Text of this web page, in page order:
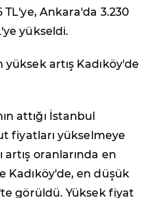
Ankara'da 3.230
yükseldi.
artış Kadıköy'de
attığı İstanbul
fiyatları yükselmeye
artış oranlarında en
Kadıköy'de, en düşük
görüldü. Yüksek fiyat